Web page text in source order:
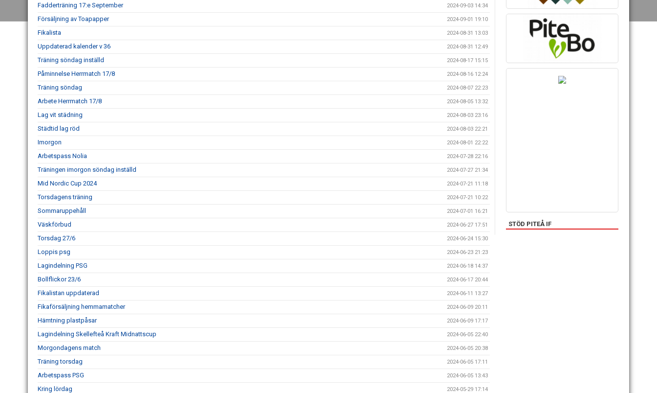
Fadderträning 17:e September 2024-09-03 14:34
Försäljning av Toapapper 2024-09-01 19:10
Fikalista 2024-08-31 13:03
Uppdaterad kalender v 36 2024-08-31 12:49
Träning söndag inställd 2024-08-17 15:15
Påminnelse Herrmatch 17/8 2024-08-16 12:24
Träning söndag 2024-08-07 22:23
Arbete Herrmatch 17/8 2024-08-05 13:32
Lag vit städning 2024-08-03 23:16
Städtid lag röd 2024-08-03 22:21
Imorgon 2024-08-01 22:22
Arbetspass Nolia 2024-07-28 22:16
Träningen imorgon söndag inställd 2024-07-27 21:34
Mid Nordic Cup 2024 2024-07-21 11:18
Torsdagens träning 2024-07-21 10:22
Sommaruppehåll 2024-07-01 16:21
Väskförbud 2024-06-27 17:51
Torsdag 27/6 2024-06-24 15:30
Loppis psg 2024-06-23 21:23
Lagindelning PSG 2024-06-18 14:37
Bollflickor 23/6 2024-06-17 20:44
Fikalistan uppdaterad 2024-06-11 13:27
Fikaförsäljning hemmamatcher 2024-06-09 20:11
Hämtning plastpåsar 2024-06-09 17:17
Lagindelning Skellefteå Kraft Midnattscup 2024-06-05 22:40
Morgondagens match 2024-06-05 20:38
Träning torsdag 2024-06-05 17:11
Arbetspass PSG 2024-06-05 13:43
Kring lördag 2024-05-29 17:14
STÖD PITEÅ IF